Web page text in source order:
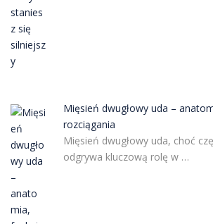
Mięsień dwugłowy uda –
rozciągania
Mięsień dwugłowy uda, choć
odgrywa kluczową rolę w …